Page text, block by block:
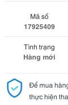
Mã số
17925409
Tình trạng
Hàng mới
Để mua
thực hiện